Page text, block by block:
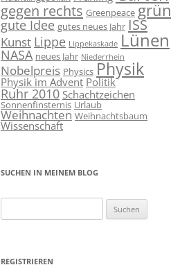
gegen rechts Greenpeace grün
gute Idee gutes neues Jahr ISS
Kunst Lippe Lippekaskade Lünen
NASA neues Jahr Niederrhein
Nobelpreis Physics Physik
Physik im Advent Politik
Ruhr 2010 Schachtzeichen
Sonnenfinsternis Urlaub
Weihnachten Weihnachtsbaum
Wissenschaft
SUCHEN IN MEINEM BLOG
nach:
REGISTRIEREN